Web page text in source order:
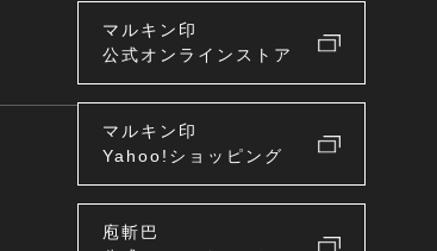
マルキン印
公式オンラインストア
マルキン印
Yahoo!ショッピング
庖斬巴